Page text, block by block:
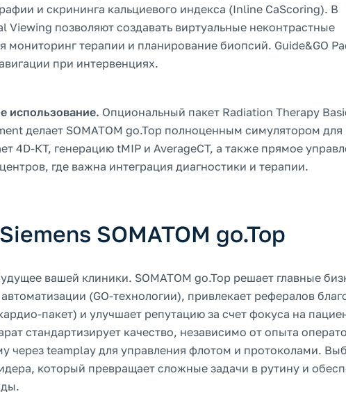
и скрининга кальциевого индекса (Inline CaScoring). В
Viewing позволяют создавать виртуальные неконтрастные
терапии и планирование биопсий. Guide&GO
при интервенциях.
использование. Опциональный пакет Radiation Therapy
делает SOMATOM go.Top полноценным симулятором для
4D-КТ, генерацию tMIP и AverageCT, а также прямое
где важна интеграция диагностики и терапии.
SOMATOM go.Top
вашей клиники. SOMATOM go.Top решает главные
(GO-технологии), привлекает рефералов
пакет) и улучшает репутацию за счет фокуса на
стандартизирует качество, независимо от опыта
через teamplay для управления флотом и протоколами.
который превращает сложные задачи в рутину и